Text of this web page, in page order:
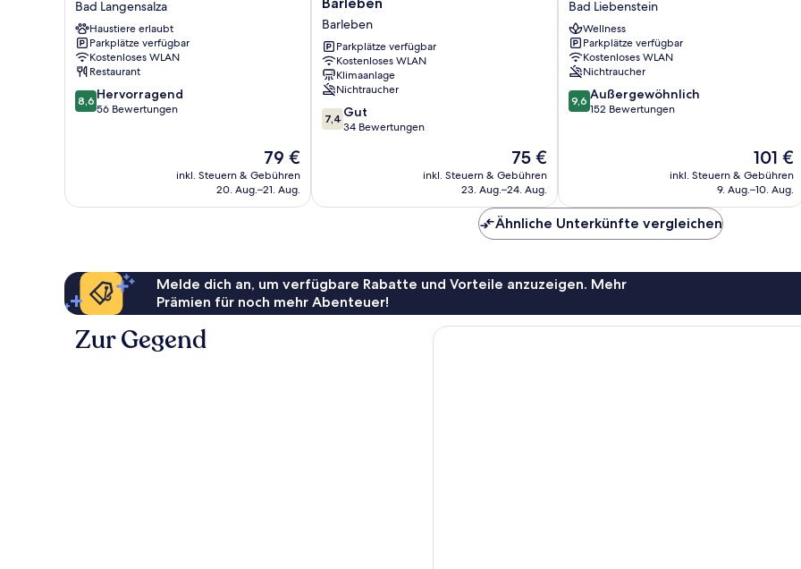
Hermann
von
Salza
Bad
Langensalza
Bad Langensalza
Haustiere erlaubt
Parkplätze verfügbar
Kostenloses WLAN
Restaurant
8.6
von
8,6 Hervorragend
56 Bewertungen
Der
Preis
beträgt
79 €
inkl. Steuern & Gebühren
20. Aug.–21. Aug.
Barleben
Barleben
Barleben
Parkplätze verfügbar
Kostenloses WLAN
Klimaanlage
Nichtraucher
7.4
von
7,4 Gut
34 Bewertungen
Der
Preis
beträgt
75 €
inkl. Steuern & Gebühren
23. Aug.–24. Aug.
Georg
Bad
Liebenstein
Bad Liebenstein
Wellness
Parkplätze verfügbar
Kostenloses WLAN
Nichtraucher
9.6
von
9,6 Außergewöhnlich
152 Bewertungen
Der
Preis
beträgt
101 €
inkl. Steuern & Gebühren
9. Aug.–10. Aug.
Ähnliche Unterkünfte vergleichen
Melde dich an, um verfügbare Rabatte und Vorteile anzuzeigen. Mehr
Prämien für noch mehr Abenteuer!
Zur Gegend